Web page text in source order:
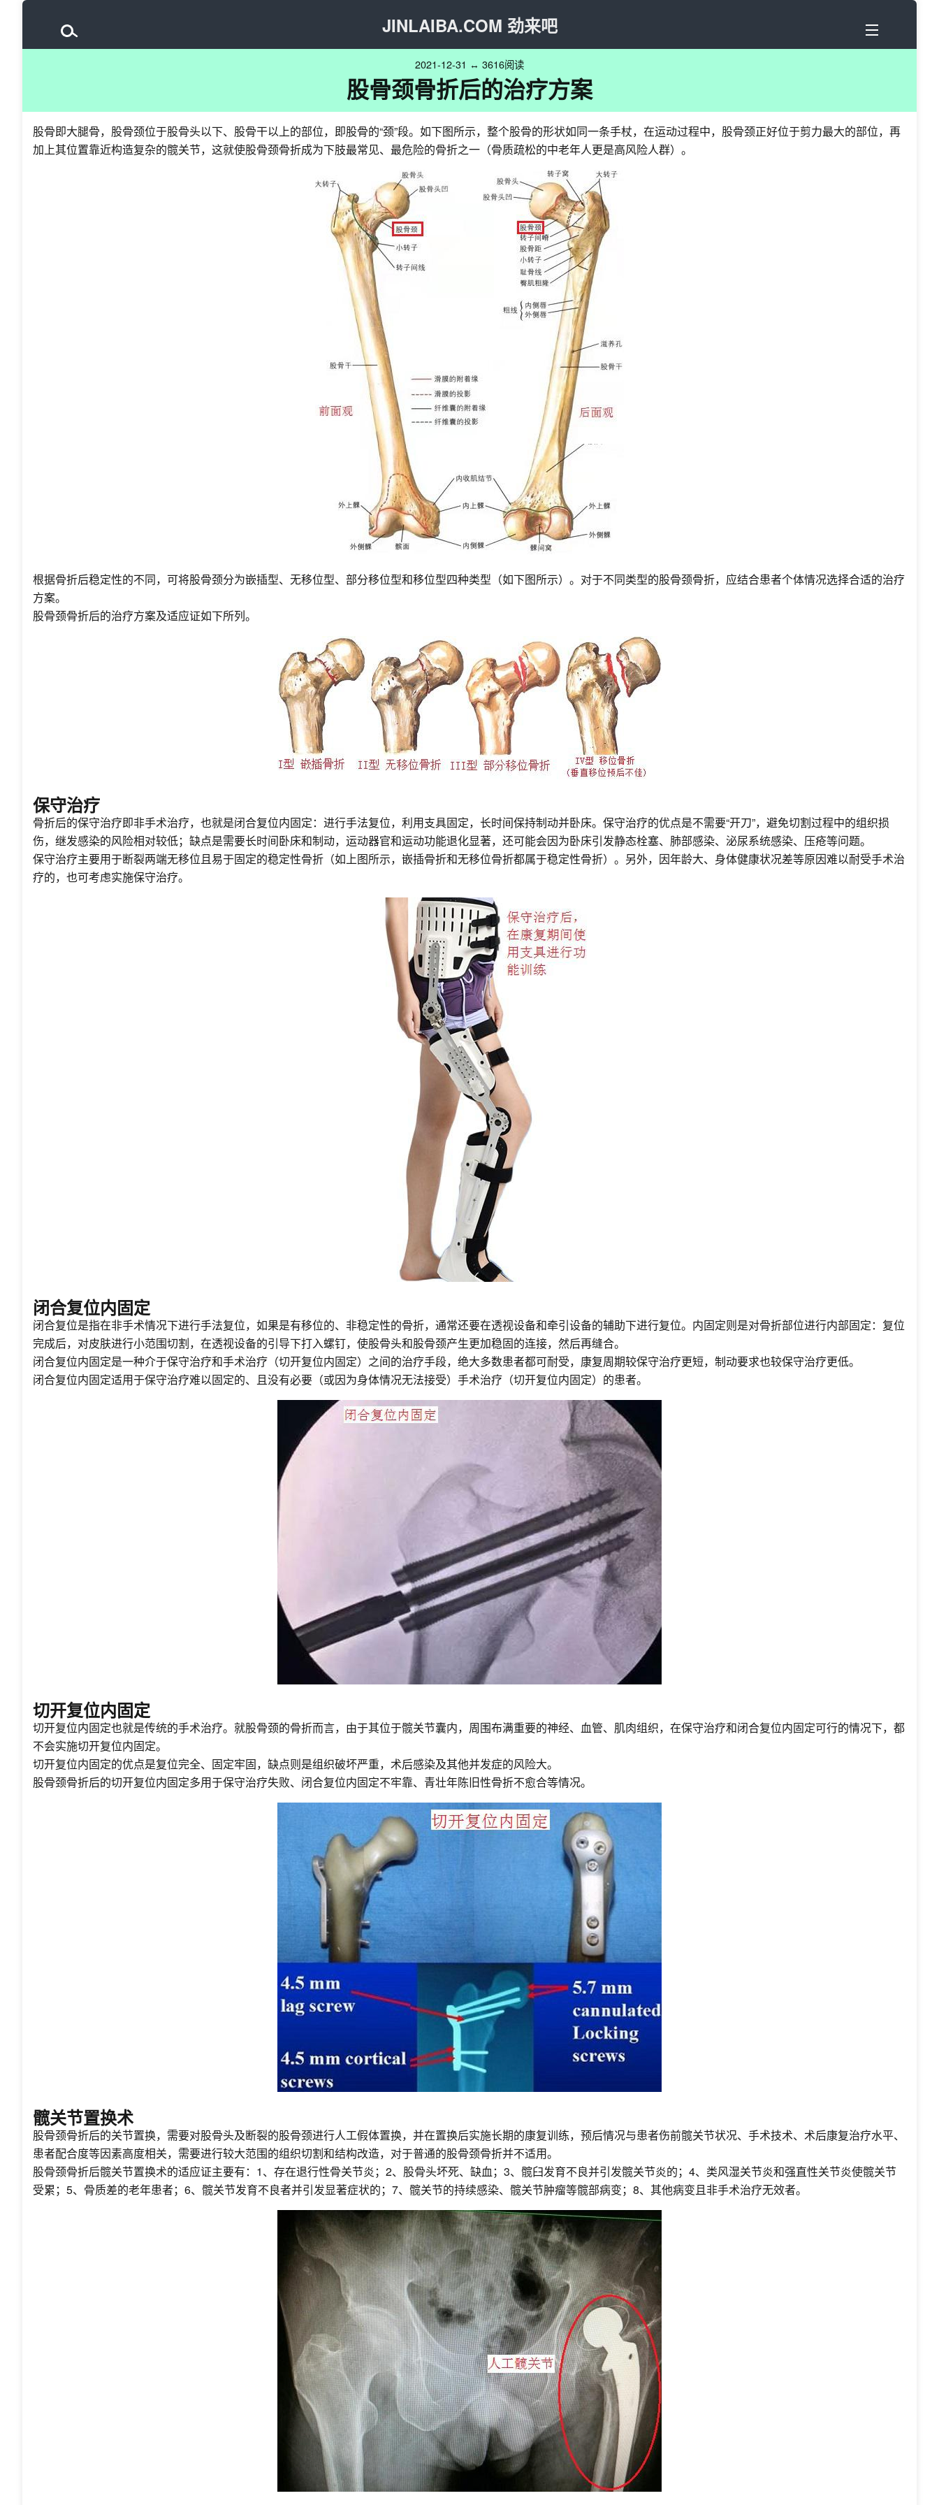
JINLAIBA.COM 劲来吧
2021-12-31 ↔ 3616阅读
股骨颈骨折后的治疗方案
股骨即大腿骨，股骨颈位于股骨头以下、股骨干以上的部位，即股骨的“颈”段。如下图所示，整个股骨的形状如同一条手杖，在运动过程中，股骨颈正好位于剪力最大的部位，再
加上其位置靠近构造复杂的髋关节，这就使股骨颈骨折成为下肢最常见、最危险的骨折之一（骨质疏松的中老年人更是高风险人群）。
根据骨折后稳定性的不同，可将股骨颈分为嵌插型、无移位型、部分移位型和移位型四种类型（如下图所示）。对于不同类型的股骨颈骨折，应结合患者个体情况选择合适的治疗
方案。
股骨颈骨折后的治疗方案及适应证如下所列。
保守治疗
骨折后的保守治疗即非手术治疗，也就是闭合复位内固定：进行手法复位，利用支具固定，长时间保持制动并卧床。保守治疗的优点是不需要“开刀”，避免切割过程中的组织损
伤，继发感染的风险相对较低；缺点是需要长时间卧床和制动，运动器官和运动功能退化显著，还可能会因为卧床引发静态栓塞、肺部感染、泌尿系统感染、压疮等问题。
保守治疗主要用于断裂两端无移位且易于固定的稳定性骨折（如上图所示，嵌插骨折和无移位骨折都属于稳定性骨折）。另外，因年龄大、身体健康状况差等原因难以耐受手术治
疗的，也可考虑实施保守治疗。
闭合复位内固定
闭合复位是指在非手术情况下进行手法复位，如果是有移位的、非稳定性的骨折，通常还要在透视设备和牵引设备的辅助下进行复位。内固定则是对骨折部位进行内部固定：复位
完成后，对皮肤进行小范围切割，在透视设备的引导下打入螺钉，使股骨头和股骨颈产生更加稳固的连接，然后再缝合。
闭合复位内固定是一种介于保守治疗和手术治疗（切开复位内固定）之间的治疗手段，绝大多数患者都可耐受，康复周期较保守治疗更短，制动要求也较保守治疗更低。
闭合复位内固定适用于保守治疗难以固定的、且没有必要（或因为身体情况无法接受）手术治疗（切开复位内固定）的患者。
切开复位内固定
切开复位内固定也就是传统的手术治疗。就股骨颈的骨折而言，由于其位于髋关节囊内，周围布满重要的神经、血管、肌肉组织，在保守治疗和闭合复位内固定可行的情况下，都
不会实施切开复位内固定。
切开复位内固定的优点是复位完全、固定牢固，缺点则是组织破坏严重，术后感染及其他并发症的风险大。
股骨颈骨折后的切开复位内固定多用于保守治疗失败、闭合复位内固定不牢靠、青壮年陈旧性骨折不愈合等情况。
髋关节置换术
股骨颈骨折后的关节置换，需要对股骨头及断裂的股骨颈进行人工假体置换，并在置换后实施长期的康复训练，预后情况与患者伤前髋关节状况、手术技术、术后康复治疗水平、
患者配合度等因素高度相关，需要进行较大范围的组织切割和结构改造，对于普通的股骨颈骨折并不适用。
股骨颈骨折后髋关节置换术的适应证主要有：1、存在退行性骨关节炎；2、股骨头坏死、缺血；3、髋臼发育不良并引发髋关节炎的；4、类风湿关节炎和强直性关节炎使髋关节
受累；5、骨质差的老年患者；6、髋关节发育不良者并引发显著症状的；7、髋关节的持续感染、髋关节肿瘤等髋部病变；8、其他病变且非手术治疗无效者。